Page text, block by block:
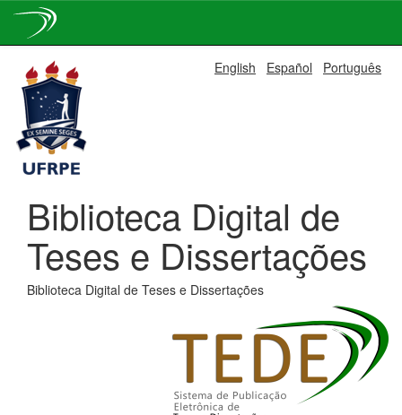
navigation
English Español Português
Biblioteca Digital de
Teses e Dissertações
Biblioteca Digital de Teses e Dissertações